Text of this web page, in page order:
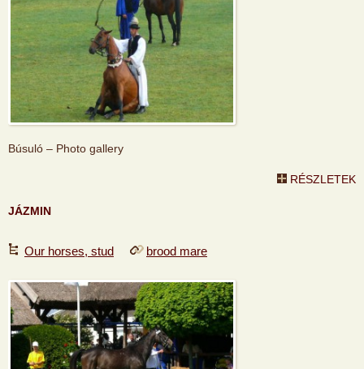
Búsuló – Photo gallery
RÉSZLETEK
JÁZMIN
Our horses, stud brood mare